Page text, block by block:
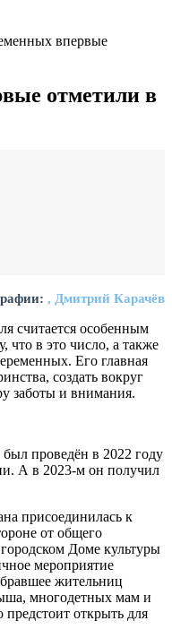
впервые
отметили в
, Дмитрий Карачёв
считается особенным
что в это число, а также
Его главная
создать вокруг
заботы и внимания.
проведён в 2022 году
А в 2023-м он получил
присоединилась к
от общего
Доме культуры
мероприятие
жительниц
многодетных мам и
открыть для